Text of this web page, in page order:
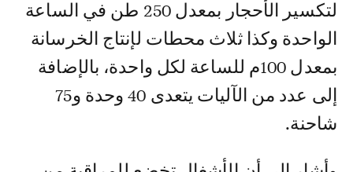
لتكسير الأحجار بمعدل 250 طن في الساعة
الواحدة وكذا ثلاث محطات لإنتاج الخرسانة
بمعدل 100م للساعة لكل واحدة، بالإضافة
إلى عدد من الآليات يتعدى 40 وحدة و75
شاحنة.